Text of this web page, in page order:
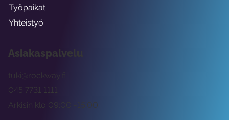
Asiakaspalvelu
tuki@rockway.fi
Arkisin klo 09:00 -15:00
045 7731 1111
Työpaikat
Yhteistyö